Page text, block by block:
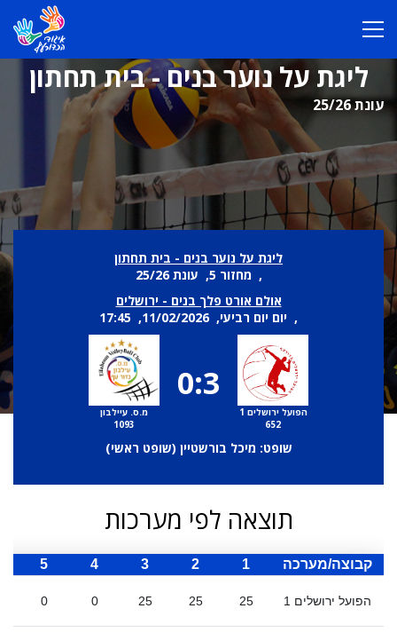
ליגת על נוער בנים - בית תחתון
עונת 25/26
ליגת על נוער בנים - בית תחתון
, מחזור 5, עונת 25/26
אולם אורט פלך בנים - ירושלים
, יום יום רביעי, 11/02/2026, 17:45
הפועל ירושלים 1
652
0:3
מ.ס. עיילבון
1093
שופט: מיכל בורשטיין (שופט ראשי)
תוצאה לפי מערכות
קבוצה/מערכה 1
2
3
4
5
הפועל ירושלים 1 25
25
25
0
0